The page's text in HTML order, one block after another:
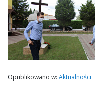
Opublikowano w: Aktualności